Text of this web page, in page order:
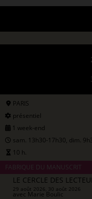
PARIS
présentiel
1 week-end
sam. 13h30-17h30, dim.
10 h.
FABRIQUE DU MANUSCRIT
LE CERCLE DES
29 août 2026, 30 août 2026
avec Marie Boulic